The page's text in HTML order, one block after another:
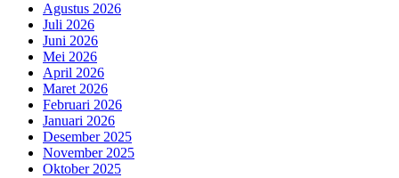
Agustus 2026
Juli 2026
Juni 2026
Mei 2026
April 2026
Maret 2026
Februari 2026
Januari 2026
Desember 2025
November 2025
Oktober 2025